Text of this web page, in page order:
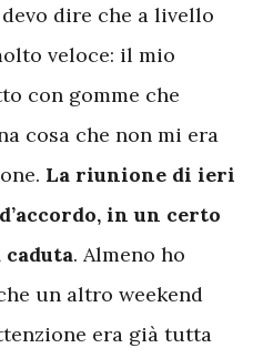
dire che a livello
veloce: il mio
con gomme che
cosa che non mi era
La riunione di ieri
in un certo
. Almeno ho
un altro weekend
era già tutta